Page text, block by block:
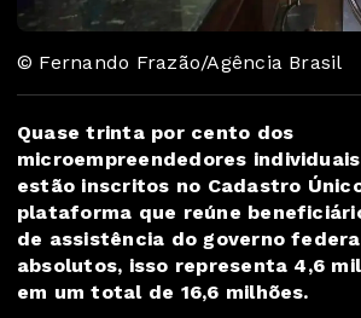
© Fernando Frazão/Agência Brasil
Quase trinta por cento dos
microempreendedores
estão inscritos no Cadastro
plataforma que reúne
de assistência do governo
absolutos, isso representa 4,6
em um total de 16,6 milhões.